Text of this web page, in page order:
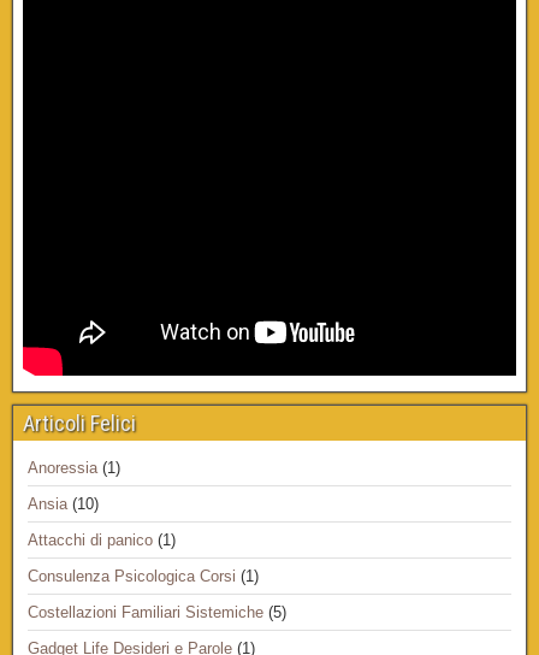
Articoli Felici
Anoressia(1)
Ansia(10)
Attacchi di panico (1)
Consulenza Psicologica Corsi (1)
Costellazioni Familiari Sistemiche (5)
Gadget Life Desideri e Parole (1)